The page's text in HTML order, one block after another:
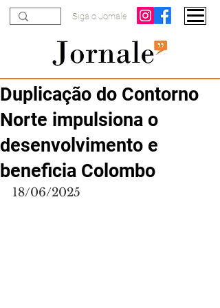
Siga o Jornale
Duplicação do Contorno
Norte impulsiona o
desenvolvimento e
beneficia Colombo
18/06/2025